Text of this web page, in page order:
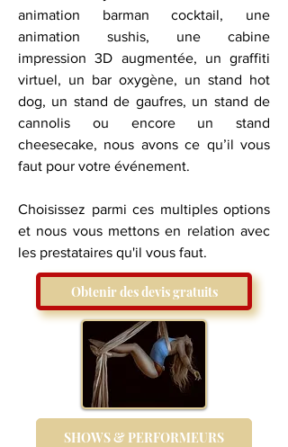
animation barman cocktail, une
animation sushis, une cabine
impression 3D augmentée, un graffiti
virtuel, un bar oxygène, un stand hot
dog, un stand de gaufres, un stand de
cannolis ou encore un stand
cheesecake, nous avons ce qu’il vous
faut pour votre événement.
​Choisissez parmi ces multiples options
et nous vous mettons en relation avec
les prestataires qu'il vous faut.
Obtenir des devis gratuits
SHOWS & PERFORMEURS